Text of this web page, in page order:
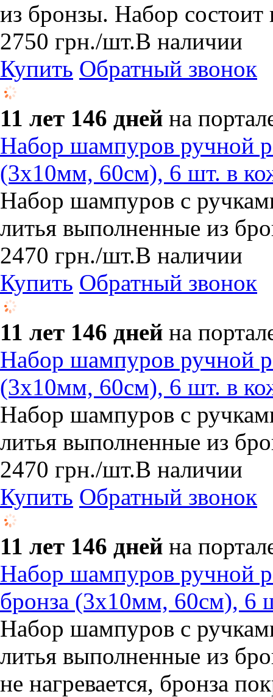
из бронзы. Набор
2750 грн./шт.В наличии
Купить Обратный звонок
11 лет 146 дней на
Набор шампуров ручной
(3х10мм, 60см), 6 шт. в
Набор шампуров с
литья выполненные из
2470 грн./шт.В наличии
Купить Обратный звонок
11 лет 146 дней на
Набор шампуров ручной
(3х10мм, 60см), 6 шт. в
Набор шампуров с
литья выполненные из
2470 грн./шт.В наличии
Купить Обратный звонок
11 лет 146 дней на
Набор шампуров ручной
бронза (3х10мм, 60см), 6
Набор шампуров с
литья выполненные из
не нагревается, бронза